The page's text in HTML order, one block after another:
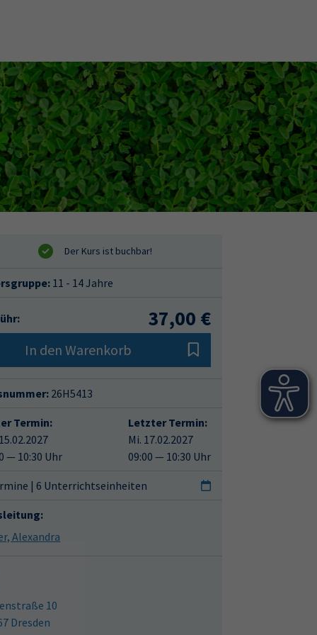
11 - 14 Jahre
37,00 €
In den Warenkorb
26H5413
Termin:
— 10:30 Uhr
Letzter Termin:
Mi. 17.02.2027
09:00 — 10:30 Uhr
| 6 Unterrichtseinheiten
Herer, Alexandra
10
Dresden